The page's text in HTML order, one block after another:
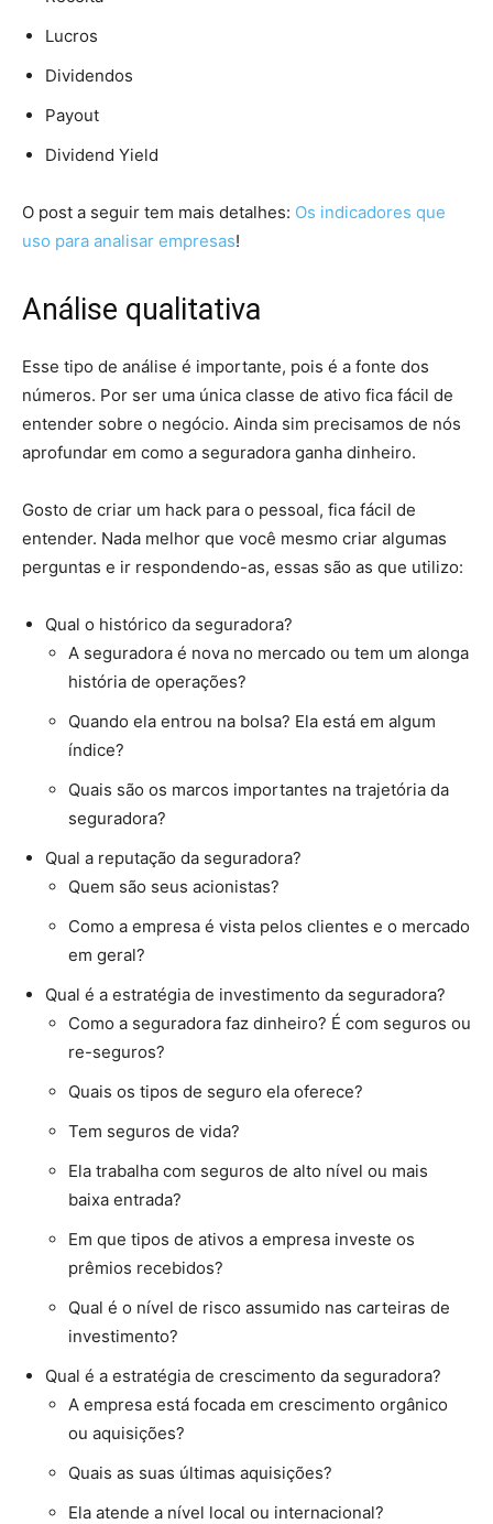
Lucros
Dividendos
Payout
Dividend Yield
O post a seguir tem mais detalhes: Os indicadores que
uso para analisar empresas!
Análise qualitativa
Esse tipo de análise é importante, pois é a fonte dos
números. Por ser uma única classe de ativo fica fácil de
entender sobre o negócio. Ainda sim precisamos de nós
aprofundar em como a seguradora ganha dinheiro.
Gosto de criar um hack para o pessoal, fica fácil de
entender. Nada melhor que você mesmo criar algumas
perguntas e ir respondendo-as, essas são as que utilizo:
Qual o histórico da seguradora?
A seguradora é nova no mercado ou tem um alonga
história de operações?
Quando ela entrou na bolsa? Ela está em algum
índice?
Quais são os marcos importantes na trajetória da
seguradora?
Qual a reputação da seguradora?
Quem são seus acionistas?
Como a empresa é vista pelos clientes e o mercado
em geral?
Qual é a estratégia de investimento da seguradora?
Como a seguradora faz dinheiro? É com seguros ou
re-seguros?
Quais os tipos de seguro ela oferece?
Tem seguros de vida?
Ela trabalha com seguros de alto nível ou mais
baixa entrada?
Em que tipos de ativos a empresa investe os
prêmios recebidos?
Qual é o nível de risco assumido nas carteiras de
investimento?
Qual é a estratégia de crescimento da seguradora?
A empresa está focada em crescimento orgânico
ou aquisições?
Quais as suas últimas aquisições?
Ela atende a nível local ou internacional?